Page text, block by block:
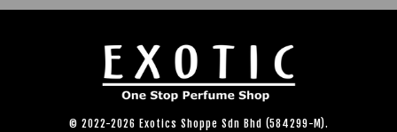
© 2022-2026 Exotics Shoppe Sdn Bhd (584299-M).